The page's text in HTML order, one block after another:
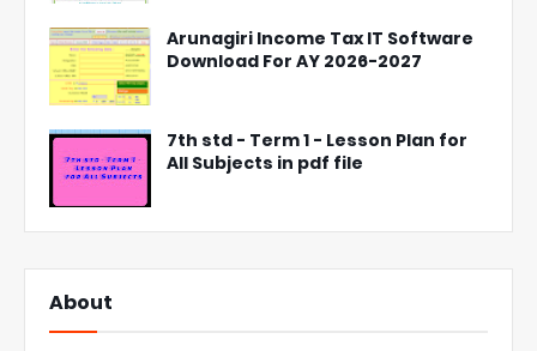
Arunagiri Income Tax IT Software
Download For AY 2026-2027
7th std - Term 1 - Lesson Plan for
All Subjects in pdf file
About